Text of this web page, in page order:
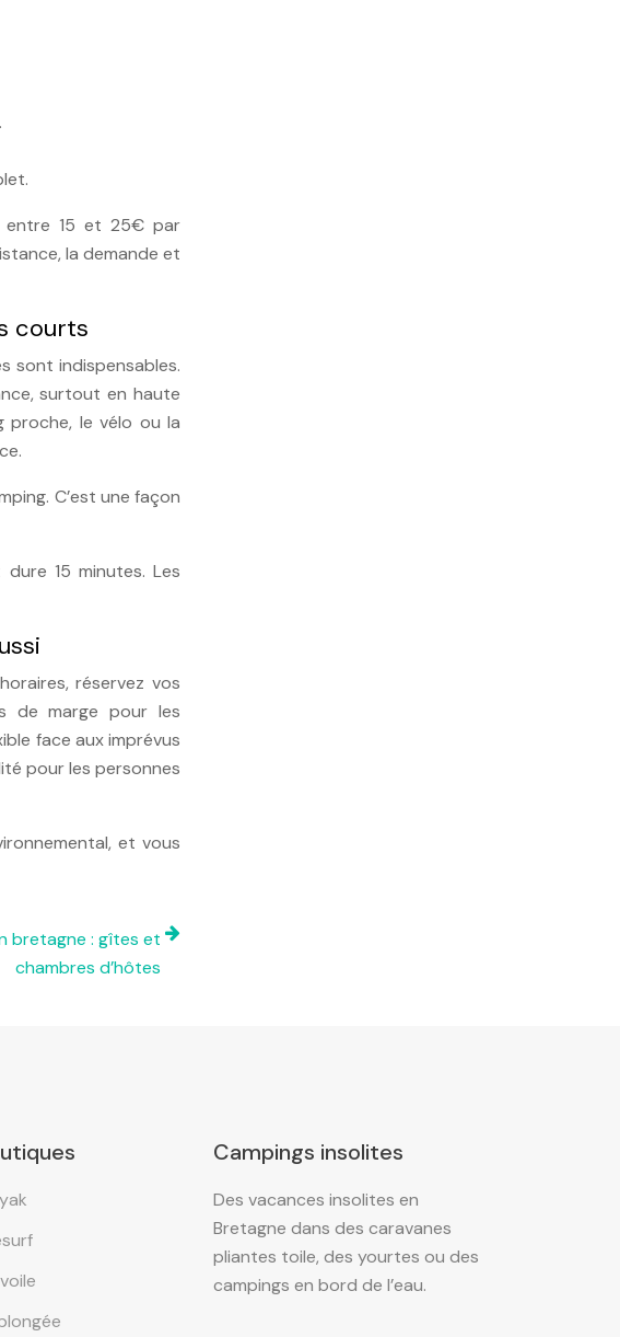
entre 15 et 25€ par
la demande et
courts
sont indispensables.
surtout en haute
proche, le vélo ou la
C’est une façon
15 minutes. Les
réservez vos
de marge pour les
face aux imprévus
pour les personnes
et vous
bretagne : gîtes et
chambres d’hôtes
Campings insolites
Des vacances insolites en
Bretagne dans des caravanes
pliantes toile, des yourtes ou des
campings en bord de l’eau.